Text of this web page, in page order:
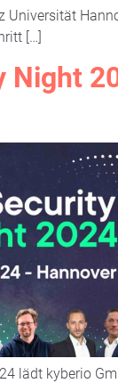
Universität
[…]
Night
lädt kyberio